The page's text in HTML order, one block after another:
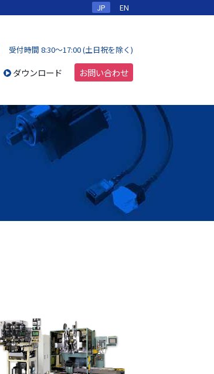
JP EN
受付時間 8:30～17:00 (土日祝を除く)
ダウンロード お問い合わせ